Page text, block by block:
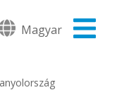
Magyar